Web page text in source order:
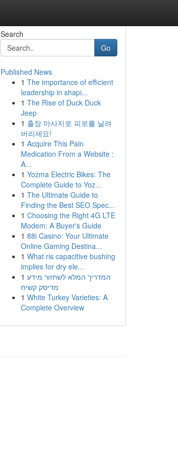
Search
Go
Published News
1 The importance of efficient
leadership in shapi...
1 The Rise of Duck Duck
Jeep
1 출장 마사지로 피로를 날려
버리세요!
1 Acquire This Pain
Medication From a Website :
A...
1 Yozma Electric Bikes: The
Complete Guide to Yoz...
1 The Ultimate Guide to
Finding the Best SEO Spec...
1 Choosing the Right 4G LTE
Modem: A Buyer's Guide
1 88i Casino: Your Ultimate
Online Gaming Destina...
1 What ris capacitive bushing
implies for dry ele...
1 המדריך המלא לשחזור מידע
מדיסק קשיח
1 White Turkey Varieties: A
Complete Overview